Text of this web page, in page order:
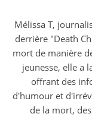
Mélissa T,
derrière "Death
mort de manière
jeunesse, elle a
offrant des
d'humour et
de la mort,